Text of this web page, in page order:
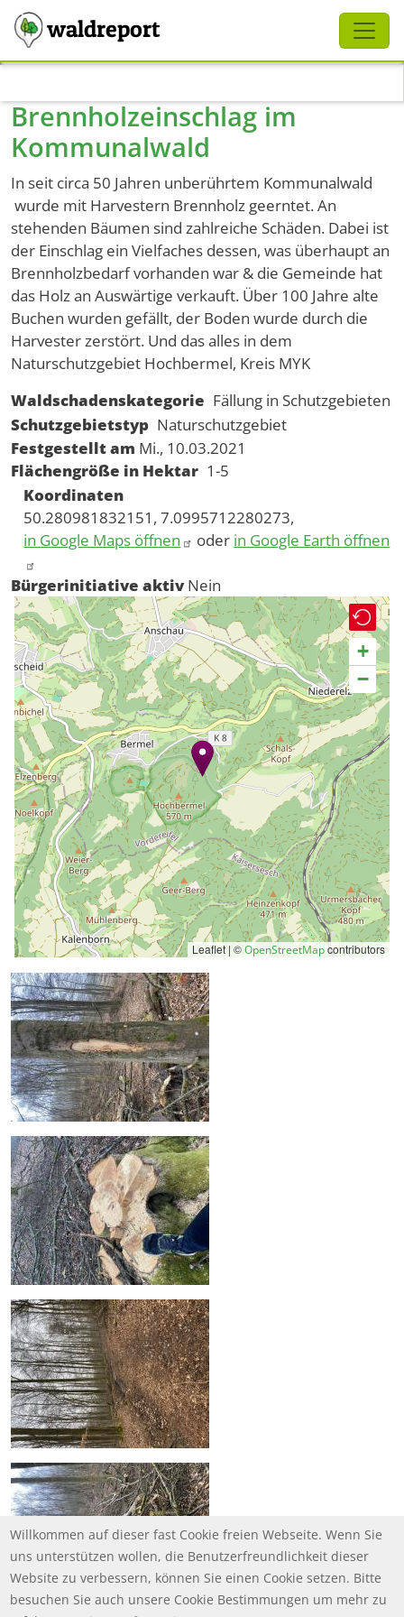
waldreport
Brennholzeinschlag im
Kommunalwald
In seit circa 50 Jahren unberührtem Kommunalwald
wurde mit Harvestern Brennholz geerntet. An
stehenden Bäumen sind zahlreiche Schäden. Dabei ist
der Einschlag ein Vielfaches dessen, was überhaupt an
Brennholzbedarf vorhanden war & die Gemeinde hat
das Holz an Auswärtige verkauft. Über 100 Jahre alte
Buchen wurden gefällt, der Boden wurde durch die
Harvester zerstört. Und das alles in dem
Naturschutzgebiet Hochbermel, Kreis MYK
Waldschadenskategorie Fällung in Schutzgebieten
Schutzgebietstyp Naturschutzgebiet
Festgestellt am Mi., 10.03.2021
Flächengröße in Hektar 1-5
Koordinaten
50.280981832151, 7.0995712280273,
in Google Maps öffnen
oder in Google Earth öffnen
Bürgerinitiative aktiv Nein
+
−
Leaflet | ©OpenStreetMapcontributors
Schliessen
Willkommen auf dieser fast Cookie freien Webseite. Wenn Sie
uns unterstützen wollen, die Benutzerfreundlichkeit dieser
Website zu verbessern, können Sie einen Cookie setzen. Bitte
besuchen Sie auch unsere Cookie Bestimmungen um mehr zu